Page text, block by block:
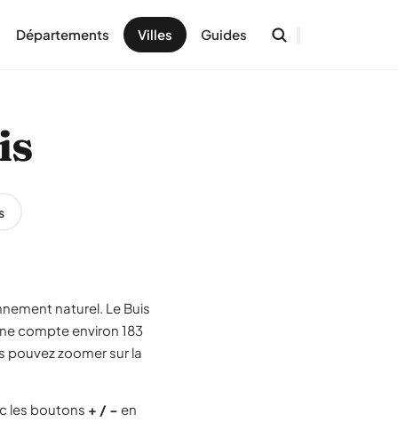
Départements Villes Guides
naturel. Le Buis
compte environ 183
pouvez zoomer sur la
les boutons + / − en